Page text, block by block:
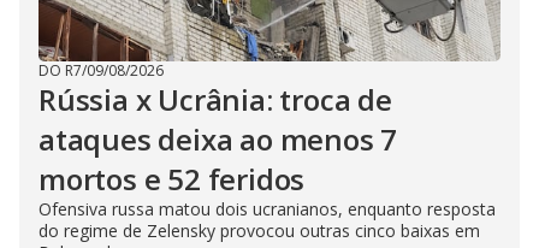
DO R7/09/08/2026
Rússia x Ucrânia: troca de
ataques deixa ao menos 7
mortos e 52 feridos
Ofensiva russa matou dois ucranianos, enquanto resposta
do regime de Zelensky provocou outras cinco baixas em